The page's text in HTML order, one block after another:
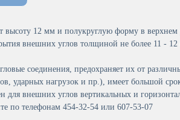
12 мм и полукруглую форму в верхнем
внешних углов толщиной не более 11 - 12
соединения, предохраняет их от
ударных нагрузок и пр.), имеет большой
для внешних углов вертикальных и
по телефонам 454-32-54 или 607-53-07